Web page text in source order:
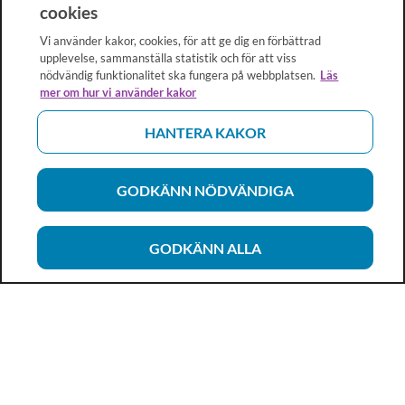
cookies
Vi använder kakor, cookies, för att ge dig en förbättrad
upplevelse, sammanställa statistik och för att viss
nödvändig funktionalitet ska fungera på webbplatsen. Läs
mer om hur vi använder kakor
HANTERA KAKOR
GODKÄNN NÖDVÄNDIGA
GODKÄNN ALLA